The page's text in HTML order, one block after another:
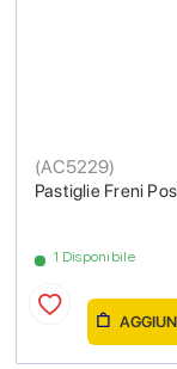
Pastiglie Freni
(AC5229)
1 Disponibile